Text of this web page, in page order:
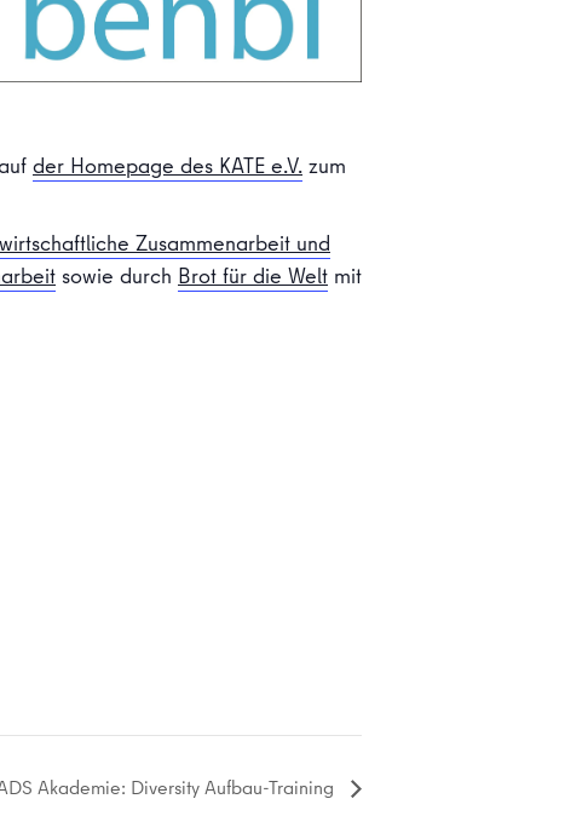
der Homepage des KATE e.V. zum
Zusammenarbeit und
sowie durch Brot für die Welt mit
Akademie: Diversity Aufbau-Training